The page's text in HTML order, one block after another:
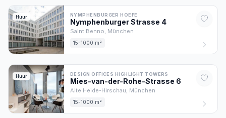
Huur NYMPHENBURGER HOEFE
Nymphenburger Strasse 4
Saint Benno, München
15-1000 m²
Huur DESIGN OFFICES HIGHLIGHT TOWERS
Mies-van-der-Rohe-Strasse 6
Alte Heide-Hirschau, München
15-1000 m²